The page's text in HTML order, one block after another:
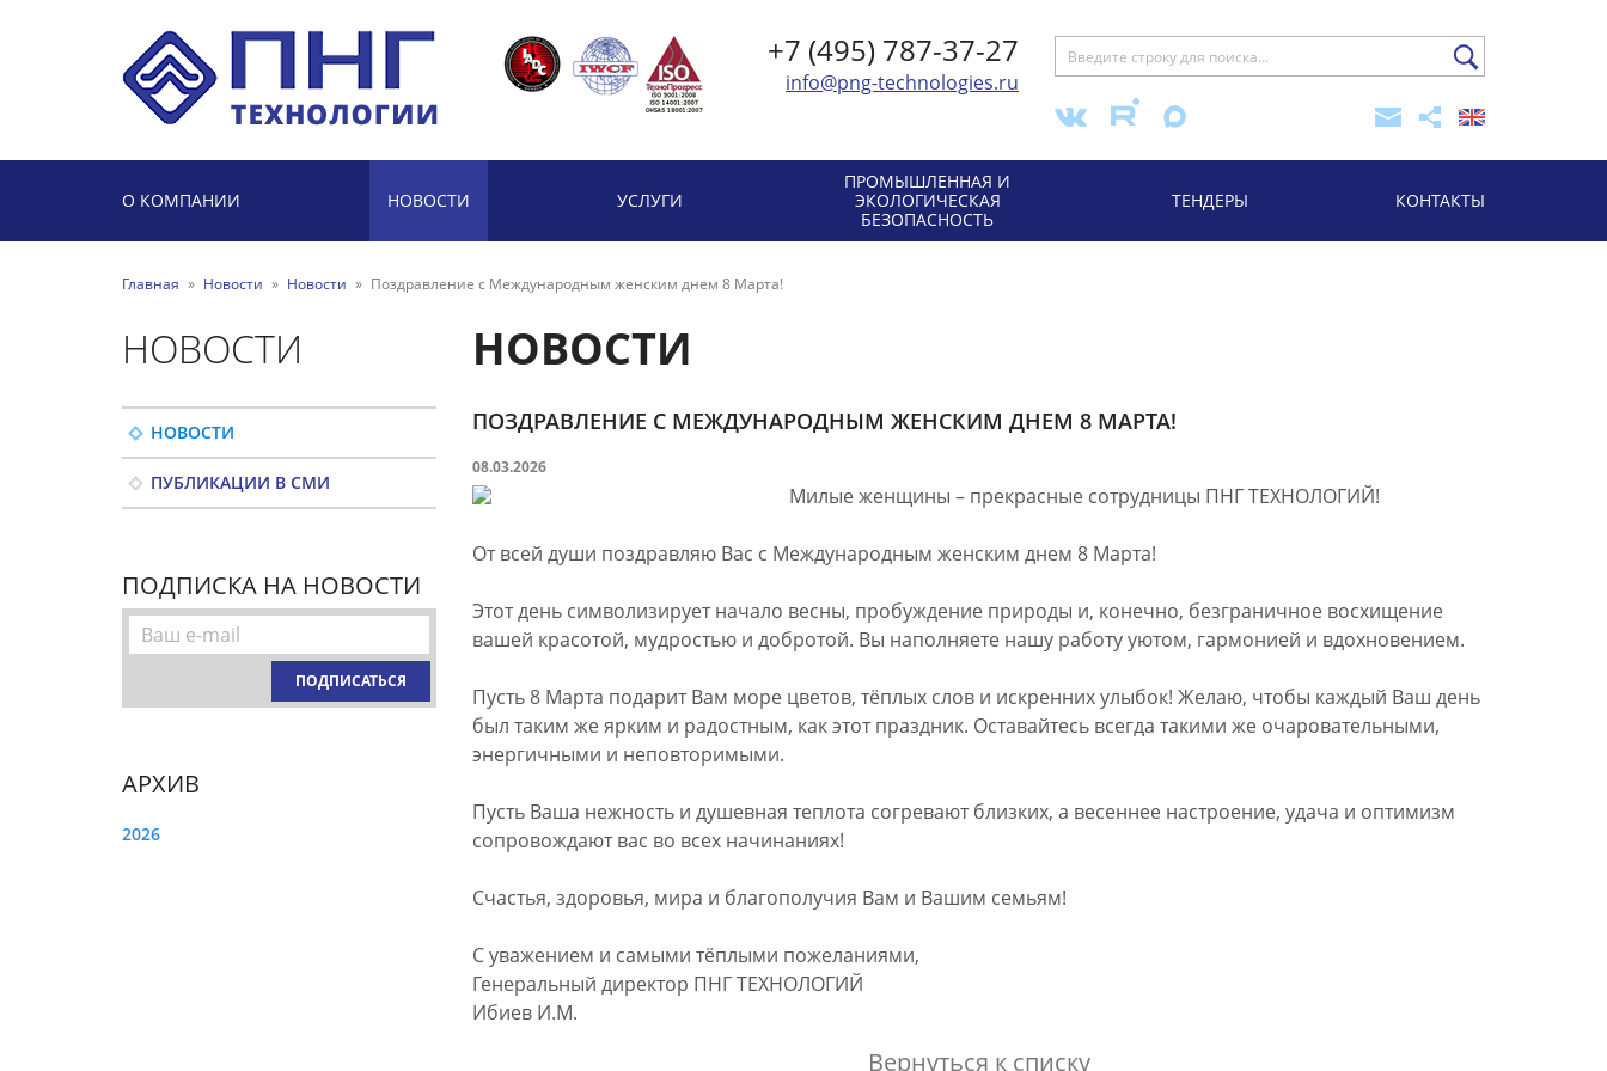
+7 (495) 787-37-27
info@png-technologies.ru
О КОМПАНИИ НОВОСТИ УСЛУГИ
ПРОМЫШЛЕННАЯ И
ЭКОЛОГИЧЕСКАЯ
БЕЗОПАСНОСТЬ
ТЕНДЕРЫ КОНТАКТЫ
Главная » Новости » Новости » Поздравление с Международным женским днем 8 Марта!
НОВОСТИ
НОВОСТИ
ПУБЛИКАЦИИ В СМИ
ПОДПИСКА НА НОВОСТИ
ПОДПИСАТЬСЯ
АРХИВ
2026
НОВОСТИ
ПОЗДРАВЛЕНИЕ С МЕЖДУНАРОДНЫМ ЖЕНСКИМ ДНЕМ 8 МАРТА!
08.03.2026
Милые женщины – прекрасные сотрудницы ПНГ ТЕХНОЛОГИЙ!
От всей души поздравляю Вас с Международным женским днем 8 Марта!
Этот день символизирует начало весны, пробуждение природы и, конечно, безграничное восхищение
вашей красотой, мудростью и добротой. Вы наполняете нашу работу уютом, гармонией и вдохновением.
Пусть 8 Марта подарит Вам море цветов, тёплых слов и искренних улыбок! Желаю, чтобы каждый Ваш день
был таким же ярким и радостным, как этот праздник. Оставайтесь всегда такими же очаровательными,
энергичными и неповторимыми.
Пусть Ваша нежность и душевная теплота согревают близких, а весеннее настроение, удача и оптимизм
сопровождают вас во всех начинаниях!
Счастья, здоровья, мира и благополучия Вам и Вашим семьям!
С уважением и самыми тёплыми пожеланиями,
Генеральный директор ПНГ ТЕХНОЛОГИЙ
Ибиев И.М.
Вернуться к списку